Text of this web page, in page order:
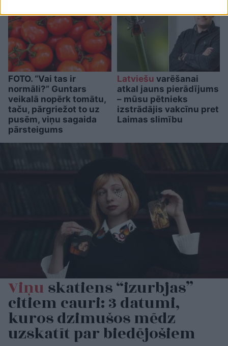
FOTO. “Vai tas ir
normāli?” Guntars
veikalā nopērk tomātu,
taču, pārgriežot to uz
pusēm, viņu sagaida
pārsteigums
Latviešu varēšanai
atkal jauns pierādījums
– mūsu pētnieks
izstrādājis vakcīnu pret
Laimas slimību
Viņuskatiens “izurbjas”
citiem cauri: 3 datumi,
kuros dzimušos mēdz
uzskatīt par biedējošiem